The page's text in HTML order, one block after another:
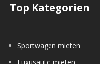
Top Kategorien
Sportwagen mieten
Luxusauto mieten